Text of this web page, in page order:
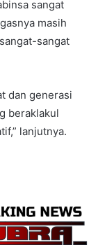
sangat
masih
sangat
dan generasi
beraklakul
lanjutnya.